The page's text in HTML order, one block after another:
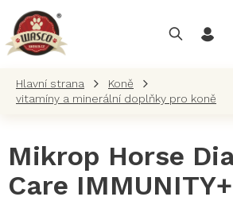
obsah
Koně
vitamíny a minerální doplňky pro koně
Mikrop Horse
Care